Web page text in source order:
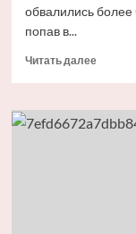
обвалились более
попав в...
Читать далее
Акции